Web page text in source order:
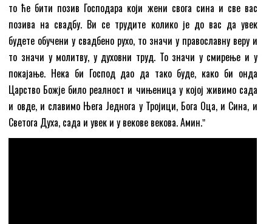
то ће бити позив Господара који жени свога сина и све вас
позива на свадбу. Ви се трудите колико је до вас да увек
будете обучени у свадбено рухо, то значи у православну веру и
то значи у молитву, у духовни труд. То значи у смирење и у
покајање. Нека би Господ дао да тако буде, како би онда
Царство Божје било реалност и чињеница у којој живимо сада
и овде, и славимо Њега Једнога у Тројици, Бога Оца, и Сина, и
Светога Духа, сада и увек и у векове векова. Амин.ˮ